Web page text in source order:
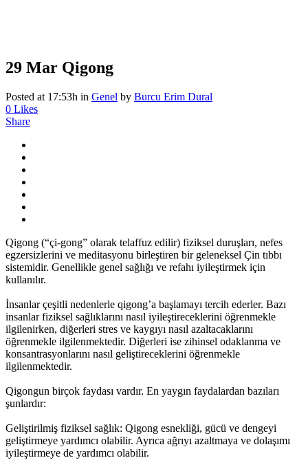
29 Mar Qigong
Posted at 17:53h in Genel by Burcu Erim Dural
0 Likes
Share
Qigong (“çi-gong” olarak telaffuz edilir) fiziksel duruşları, nefes
egzersizlerini ve meditasyonu birleştiren bir geleneksel Çin tıbbı
sistemidir. Genellikle genel sağlığı ve refahı iyileştirmek için
kullanılır.
İnsanlar çeşitli nedenlerle qigong’a başlamayı tercih ederler. Bazı
insanlar fiziksel sağlıklarını nasıl iyileştireceklerini öğrenmekle
ilgilenirken, diğerleri stres ve kaygıyı nasıl azaltacaklarını
öğrenmekle ilgilenmektedir. Diğerleri ise zihinsel odaklanma ve
konsantrasyonlarını nasıl geliştireceklerini öğrenmekle
ilgilenmektedir.
Qigongun birçok faydası vardır. En yaygın faydalardan bazıları
şunlardır:
Geliştirilmiş fiziksel sağlık: Qigong esnekliği, gücü ve dengeyi
geliştirmeye yardımcı olabilir. Ayrıca ağrıyı azaltmaya ve dolaşımı
iyileştirmeye de yardımcı olabilir.